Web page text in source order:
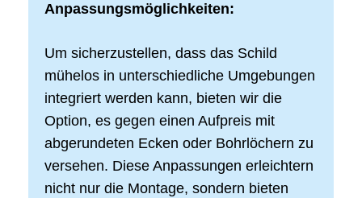
Anpassungsmöglichkeiten:
Um sicherzustellen, dass das Schild
mühelos in unterschiedliche Umgebungen
integriert werden kann, bieten wir die
Option, es gegen einen Aufpreis mit
abgerundeten Ecken oder Bohrlöchern zu
versehen. Diese Anpassungen erleichtern
nicht nur die Montage, sondern bieten